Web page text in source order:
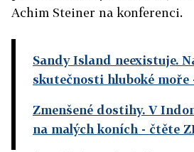
Achim Steiner na konferenci.
Sandy Island neexistuje.
skutečnosti hluboké moře
Zmenšené dostihy. V
na malých koních - čtěte